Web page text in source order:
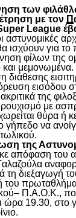
των
με τον Π
League
αστυνομικές
ισχύουν για το
φίλων της
εισόδου
της
με
θύρα ή
γήπεδο να
της
απόφαση του
τη διεξαγωγή
του
Π.Α.Ο.Κ.,
ώρα 19.30, στο